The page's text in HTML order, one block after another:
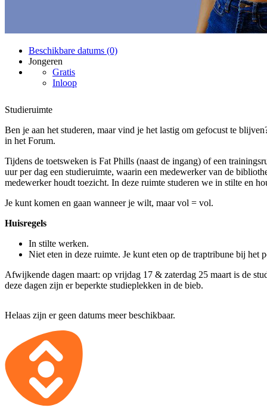
Beschikbare datums (0)
Jongeren
Gratis
Inloop
Studieruimte
Ben je aan het studeren, maar vind je het lastig om gefocust te
in het Forum.
Tijdens de toetsweken is Fat Phills (naast de ingang) of een
uur per dag een studieruimte, waarin een medewerker van de
medewerker houdt toezicht. In deze ruimte studeren we in stilte en
Je kunt komen en gaan wanneer je wilt, maar vol = vol.
Huisregels
In stilte werken.
Niet eten in deze ruimte. Je kunt eten op de traptribune bij het
Afwijkende dagen maart: op vrijdag 17 & zaterdag 25 maart is de
deze dagen zijn er beperkte studieplekken in de bieb.
Helaas zijn er geen datums meer beschikbaar.